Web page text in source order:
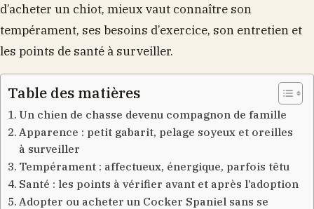
d’acheter un chiot, mieux vaut connaître son
tempérament, ses besoins d’exercice, son entretien et
les points de santé à surveiller.
Table des matières
Un chien de chasse devenu compagnon de famille
Apparence : petit gabarit, pelage soyeux et oreilles
à surveiller
Tempérament : affectueux, énergique, parfois têtu
Santé : les points à vérifier avant et après l’adoption
Adopter ou acheter un Cocker Spaniel sans se